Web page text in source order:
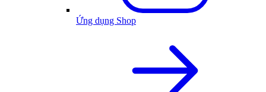
Ứng dụng Shop